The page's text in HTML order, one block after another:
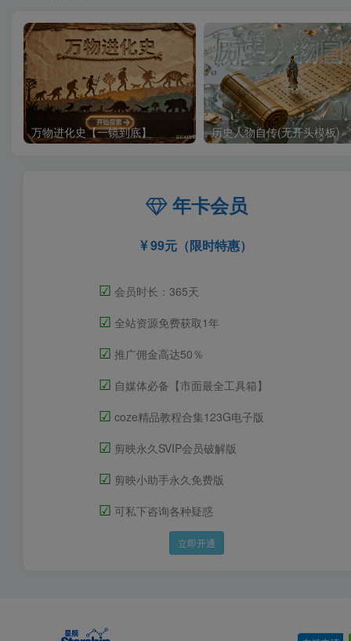
万物进化史【一镜到底】 历史人物自传(无开头模板)
年卡会员
99元（限时特惠）
☑ 会员时长：365天
☑ 全站资源免费获取1年
☑ 推广佣金高达50％
☑ 自媒体必备【市面最全工具箱】
☑ coze精品教程合集123G电子版
☑ 剪映永久SVIP会员破解版
☑ 剪映小助手永久免费版
☑ 可私下咨询各种疑惑
立即开通